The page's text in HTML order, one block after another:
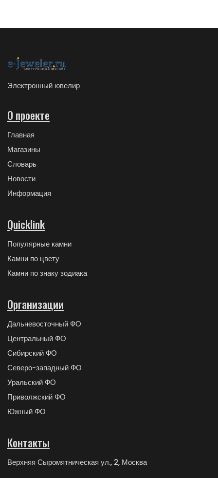
Электронный ювелир
О проекте
Главная
Магазины
Словарь
Новости
Информация
Quicklink
Популярные камни
Камни по цвету
Камни по знаку зодиака
Организации
Дальневосточный ФО
Центральный ФО
Сибирский ФО
Северо-западный ФО
Уральский ФО
Приволжский ФО
Южный ФО
Контакты
Верхняя Сыромятническая ул., 2, Москва